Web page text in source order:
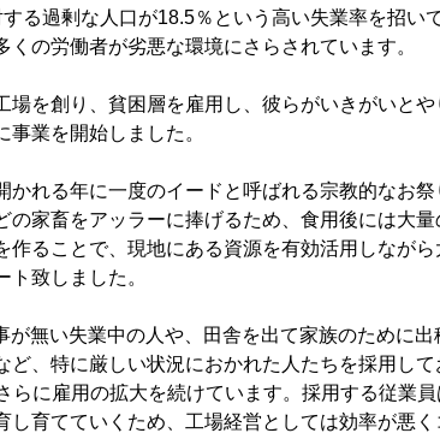
る過剰な人口が18.5％という高い失業率を招い
の労働者が劣悪な環境にさらされています。
を創り、貧困層を雇用し、彼らがいきがいとや
業を開始しました。
れる年に一度のイードと呼ばれる宗教的なお祭
家畜をアッラーに捧げるため、食用後には大量
ることで、現地にある資源を有効活用しながら
致しました。
無い失業中の人や、田舎を出て家族のために出
、特に厳しい状況におかれた人たちを採用して
に雇用の拡大を続けています。採用する従業員
育てていくため、工場経営としては効率が悪く